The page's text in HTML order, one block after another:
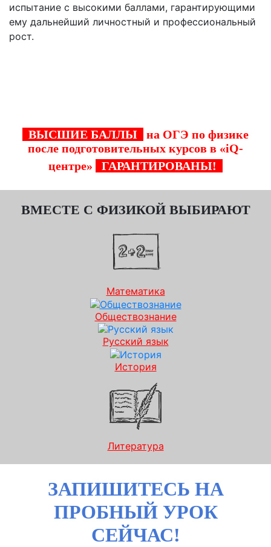
испытание с высокими баллами, гарантирующими
ему дальнейший личностный и профессиональный
рост.
ВЫСШИЕ БАЛЛЫ
на ОГЭ по физике
после подготовительных курсов в «iQ-
центре»
ГАРАНТИРОВАНЫ!
ВМЕСТЕ С ФИЗИКОЙ ВЫБИРАЮТ
Математика
Обществознание
Русский язык
История
Литература
ЗАПИШИТЕСЬ НА
ПРОБНЫЙ УРОК
СЕЙЧАС!